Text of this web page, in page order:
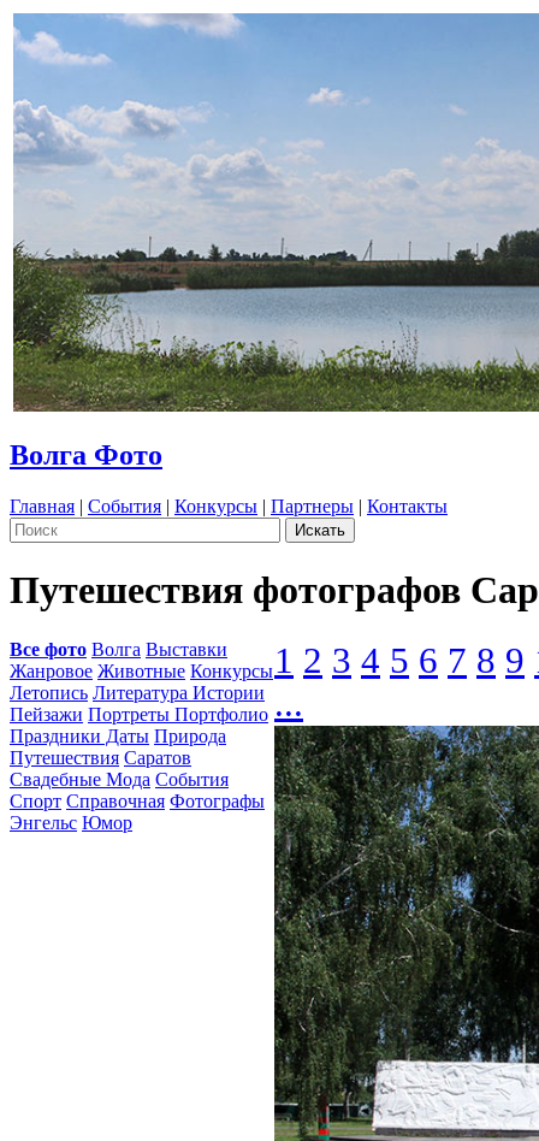
Волга Фото
Главная | События | Конкурсы | Партнеры | Контакты
Путешествия фотографов
Все фото Волга Выставки
Жанровое Животные Конкурсы
Летопись Литература Истории
Пейзажи Портреты Портфолио
Праздники Даты Природа
Путешествия Саратов
Свадебные Мода События
Спорт Справочная Фотографы
Энгельс Юмор
1 2 3 4 5 6 7 8 9
...